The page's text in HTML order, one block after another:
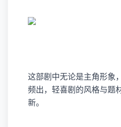
这部剧中无论是主角形象
频出，轻喜剧的风格与题
新。